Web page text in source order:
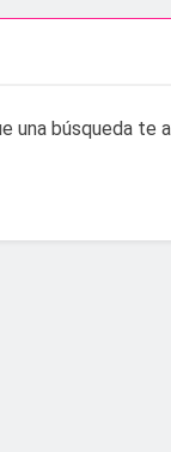
de España
deportistas
infantiles del
convenio de
una búsqueda te